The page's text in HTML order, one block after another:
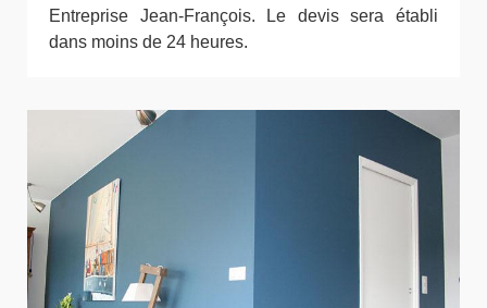
Entreprise Jean-François. Le devis sera établi
dans moins de 24 heures.